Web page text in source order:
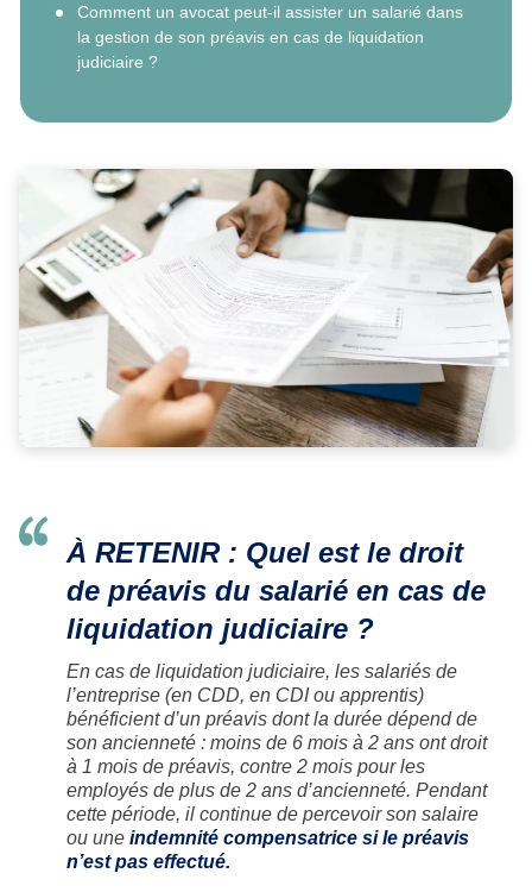
Comment un avocat peut-il assister un salarié dans
la gestion de son préavis en cas de liquidation
judiciaire ?
À RETENIR : Quel est le droit
de préavis du salarié en cas de
liquidation judiciaire ?
En cas de liquidation judiciaire, les salariés de
l’entreprise (en CDD, en CDI ou apprentis)
bénéficient d’un préavis dont la durée dépend de
son ancienneté : moins de 6 mois à 2 ans ont droit
à 1 mois de préavis, contre 2 mois pour les
employés de plus de 2 ans d’ancienneté. Pendant
cette période, il continue de percevoir son salaire
ou une indemnité compensatrice si le préavis
n’est pas effectué.